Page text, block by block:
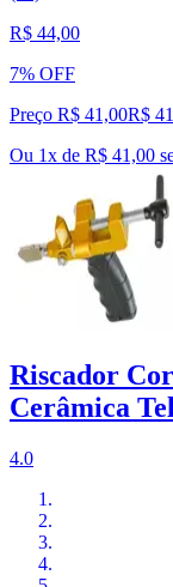
R$ 44,00
7% OFF
Preço R$ 41,00R$ 41
Ou 1x de R$ 41,00
Riscador
Cerâmica
4.0